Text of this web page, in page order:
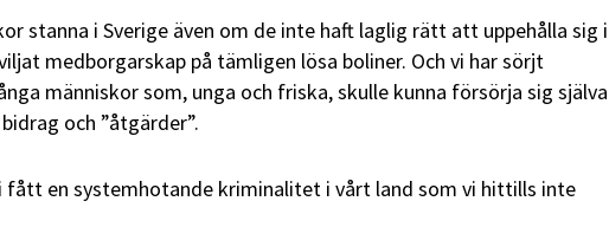
stanna i Sverige även om de inte haft laglig rätt att uppehålla sig i
medborgarskap på tämligen lösa boliner. Och vi har sörjt
människor som, unga och friska, skulle kunna försörja sig själva
och ”åtgärder”.
fått en systemhotande kriminalitet i vårt land som vi hittills inte